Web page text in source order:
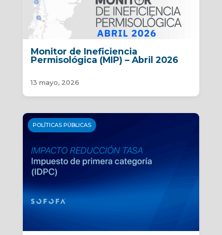
Monitor de Ineficiencia
Permisológica (MIP) – Abril 2026
13 mayo, 2026
POLÍTICAS PÚBLICAS